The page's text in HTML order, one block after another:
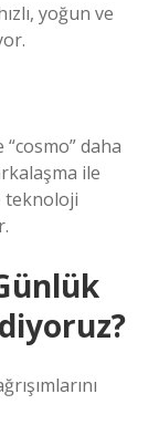
yoğun ve
daha
ile
teknoloji